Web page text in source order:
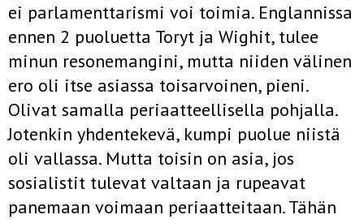
ei parlamenttarismi voi toimia. Englannissa
ennen 2 puoluetta Toryt ja Wighit, tulee
minun resonemangini, mutta niiden välinen
ero oli itse asiassa toisarvoinen, pieni.
Olivat samalla periaatteellisella pohjalla.
Jotenkin yhdentekevä, kumpi puolue niistä
oli vallassa. Mutta toisin on asia, jos
sosialistit tulevat valtaan ja rupeavat
panemaan voimaan periaatteitaan. Tähän